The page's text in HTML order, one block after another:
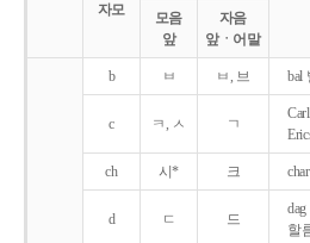
자모
모음
앞
자음
앞ㆍ어말
b ㅂ ㅂ, 브 bal
c ㅋ, ㅅ ㄱ
ch 시* 크
d ㄷ 드
할